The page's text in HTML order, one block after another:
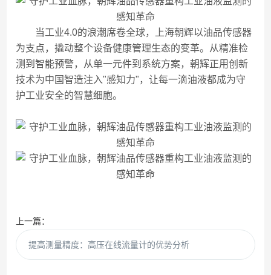
当工业4.0的浪潮席卷全球，上海朝辉以油品传感器
为支点，撬动整个设备健康管理生态的变革。从精准检
测到智能预警，从单一元件到系统方案，朝辉正用创新
技术为中国智造注入"感知力"，让每一滴油液都成为守
护工业安全的智慧细胞。
上一篇：
提高测量精度：高压在线流量计的优势分析